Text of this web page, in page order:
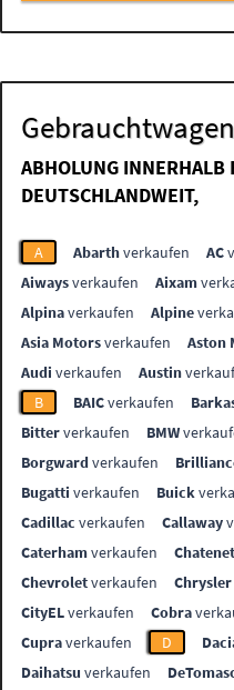
ABHOLUNG INNERHALB
DEUTSCHLANDWEIT,
A Abarthverkaufen AC
Aiwaysverkaufen Aixam
Alpinaverkaufen Alpine
Asia Motorsverkaufen Aston
Audi verkaufen Austin
B
BAICverkaufen
Bitterverkaufen BMW
Borgwardverkaufen
Bugatti verkaufen Buick
Cadillac verkaufen Callaway
Caterhamverkaufen Chatenet
Chevroletverkaufen Chrysler
CityELverkaufen Cobra
Cupraverkaufen D
Daihatsu verkaufen